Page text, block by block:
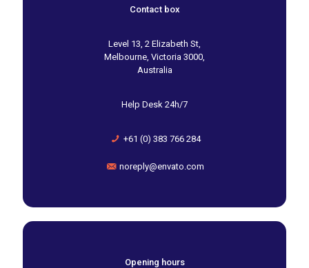
Contact box
Level 13, 2 Elizabeth St,
Melbourne, Victoria 3000,
Australia
Help Desk 24h/7
+61 (0) 383 766 284
noreply@envato.com
Opening hours